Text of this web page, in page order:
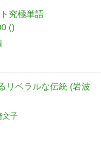
究極単語
()
リベラルな伝統 (岩波
文子